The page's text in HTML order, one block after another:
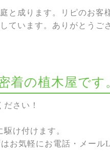
と成ります。リピのお客
ています。ありがとうご
着の植木屋です
さい！
け付けます。
お気軽にお電話・メール